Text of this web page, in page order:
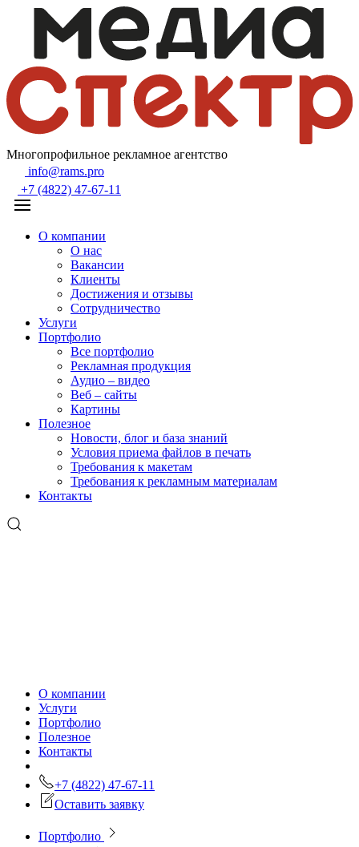
Многопрофильное рекламное агентство
info@rams.pro
+7 (4822) 47-67-11
О компании
О нас
Вакансии
Клиенты
Достижения и отзывы
Сотрудничество
Услуги
Портфолио
Все портфолио
Рекламная продукция
Аудио – видео
Веб – сайты
Картины
Полезное
Новости, блог и база знаний
Условия приема файлов в печать
Требования к макетам
Требования к рекламным материалам
Контакты
О компании
Услуги
Портфолио
Полезное
Контакты
+7 (4822) 47-67-11
Оставить заявку
Портфолио